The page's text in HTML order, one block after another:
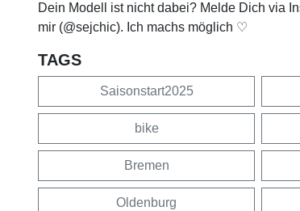
Dein Modell ist nicht dabei? Melde Dich via
mir (@sejchic). Ich machs möglich ♡
TAGS
Saisonstart2025
bike
Bremen
Oldenburg